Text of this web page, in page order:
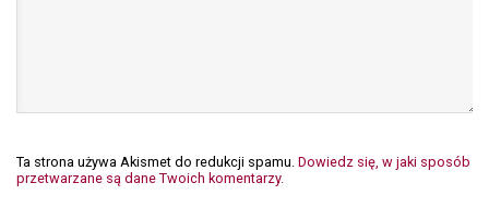
Ta strona używa Akismet do redukcji spamu. Dowiedz się, w jaki sposób
przetwarzane są dane Twoich komentarzy.